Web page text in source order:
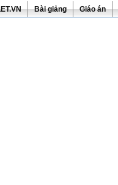
Bài giảng Giáo án